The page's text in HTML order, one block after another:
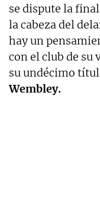
se dispute la
la cabeza del
hay un
con el club de su
su undécimo
Wembley.